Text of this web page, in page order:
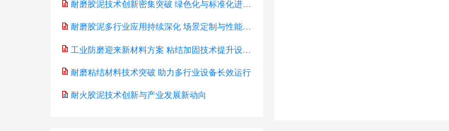
耐磨粘结材料技术突破 助力多行业设备长效运行
耐火胶泥技术创新与产业发展新动向